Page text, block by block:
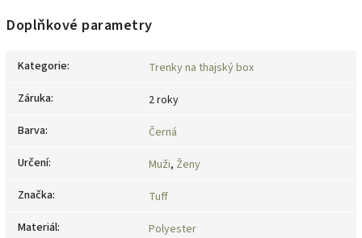
Doplňkové parametry
Kategorie:
Trenky na thajský box
Záruka:
2 roky
Barva:
Černá
Určení: Muži, Ženy
Značka:
Tuff
Materiál:
Polyester